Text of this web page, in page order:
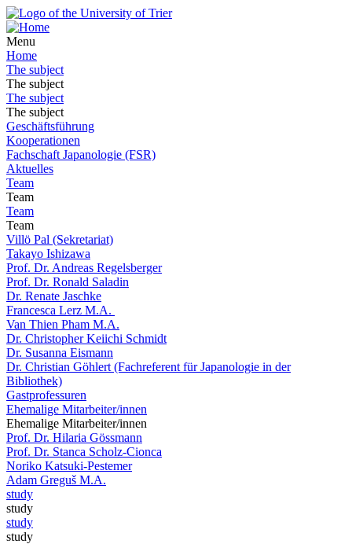
Menu
Home
The subject
The subject
The subject
The subject
Geschäftsführung
Kooperationen
Fachschaft Japanologie (FSR)
Aktuelles
Team
Team
Team
Team
Villö Pal (Sekretariat)
Takayo Ishizawa
Prof. Dr. Andreas Regelsberger
Prof. Dr. Ronald Saladin
Dr. Renate Jaschke
Francesca Lerz M.A.
Van Thien Pham M.A.
Dr. Christopher Keiichi Schmidt
Dr. Susanna Eismann
Dr. Christian Göhlert (Fachreferent für Japanologie in der
Bibliothek)
Gastprofessuren
Ehemalige Mitarbeiter/innen
Ehemalige Mitarbeiter/innen
Prof. Dr. Hilaria Gössmann
Prof. Dr. Stanca Scholz-Cionca
Noriko Katsuki-Pestemer
Adam Greguš M.A.
study
study
study
study